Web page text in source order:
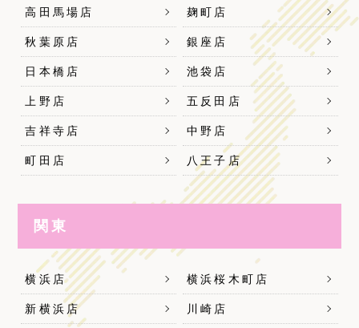
高田馬場店 麹町店
秋葉原店 銀座店
日本橋店 池袋店
上野店 五反田店
吉祥寺店 中野店
町田店 八王子店
関東
横浜店 横浜桜木町店
新横浜店 川崎店